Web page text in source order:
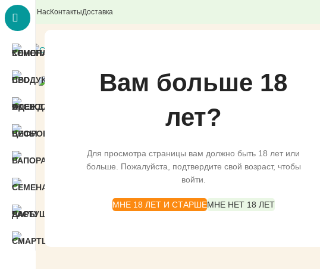
Вам больше 18
лет?
Для просмотра страницы вам должно быть 18 лет или
больше. Пожалуйста, подтвердите свой возраст, чтобы
войти.
МНЕ 18 ЛЕТ И СТАРШЕМНЕ НЕТ 18 ЛЕТ
О НасКонтактыДоставка